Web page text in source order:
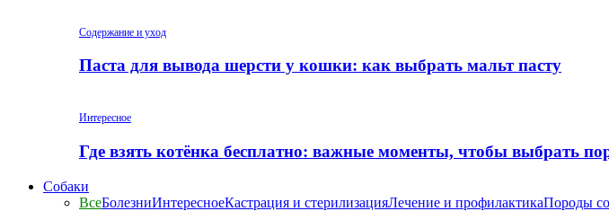
Содержание и уход
Паста для вывода шерсти у кошки: как выбрать мальт пасту
Интересное
Где взять котёнка бесплатно: важные моменты, чтобы выбрать
Собаки
ВсеБолезниИнтересноеКастрация и стерилизацияЛечение и профилактикаПороды